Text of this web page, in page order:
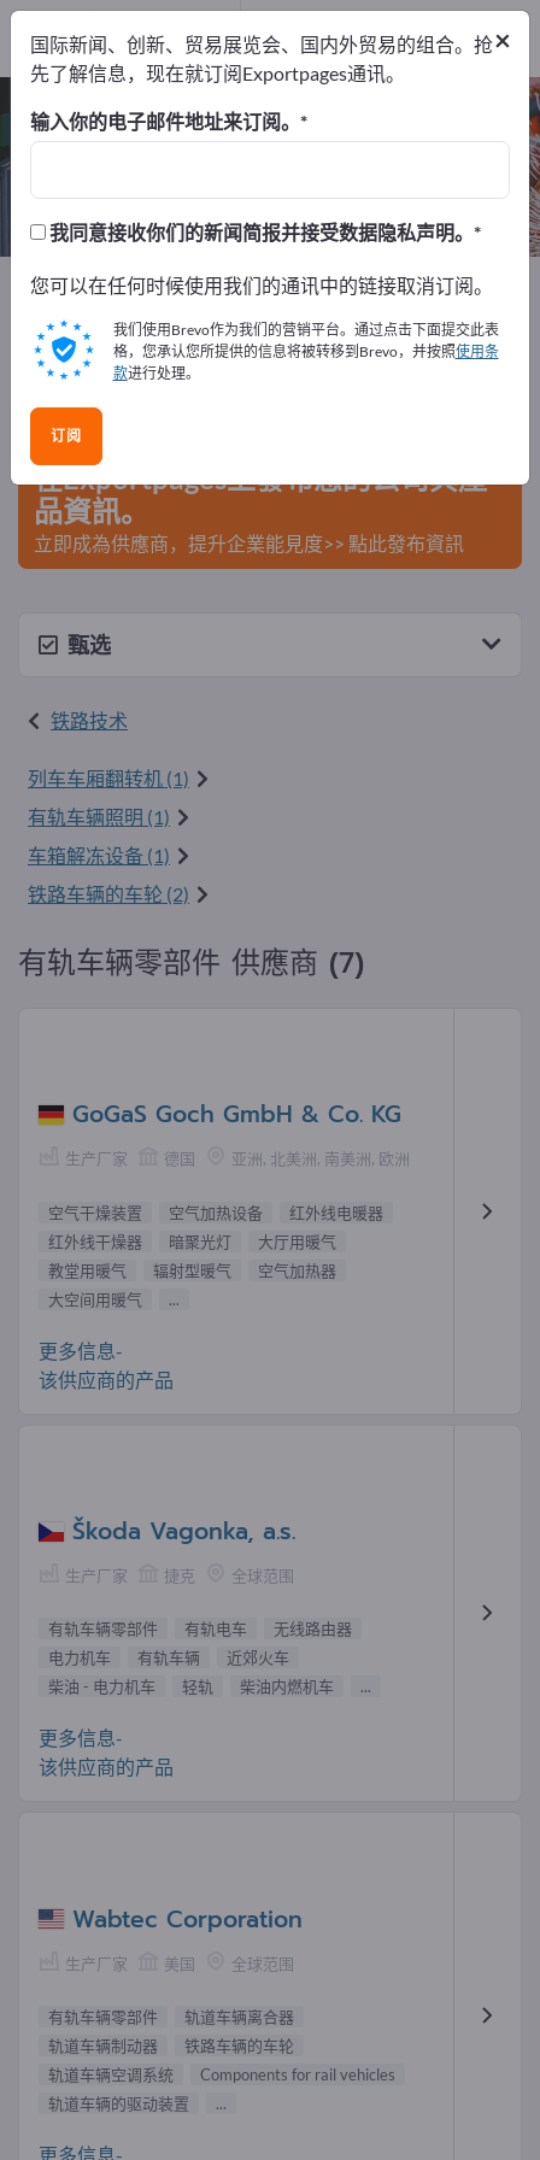
有轨车辆零部件 – 查找制造商和供应商
7 7
出口商7
制造商7
Exportpages 机器和设备
铁路技术
有轨车辆零部件
在Exportpages免費刊登廣告！
需求 – 供應 – 二手商品 – 商業聯繫 >> 由此開始
在Exportpages上發布您的公司與產
品資訊。
立即成為供應商，提升企業能見度>> 點此發布資訊
甄选
铁路技术
列车车厢翻转机 (1)
有轨车辆照明 (1)
车箱解冻设备 (1)
铁路车辆的车轮 (2)
有轨车辆零部件 供應商 (7)
GoGaS Goch GmbH & Co. KG
生产厂家 德国 亚洲, 北美洲, 南美洲, 欧洲
空气干燥装置 空气加热设备
红外线电暖器
红外线干燥器
暗聚光灯
大厅用暖气
教堂用暖气
辐射型暖气
空气加热器
大空间用暖气
...
更多信息-
该供应商的产品
Škoda Vagonka, a.s.
生产厂家 捷克 全球范围
有轨车辆零部件 有轨电车
无线路由器
电力机车
有轨车辆
近郊火车
柴油 - 电力机车
轻轨 柴油内燃机车 ...
更多信息-
该供应商的产品
Wabtec Corporation
生产厂家 美国 全球范围
有轨车辆零部件
轨道车辆离合器
轨道车辆制动器
铁路车辆的车轮
轨道车辆空调系统
Components for rail vehicles
轨道车辆的驱动装置
...
更多信息-
×
国际新闻、创新、贸易展览会、国内外贸易的组合。抢
先了解信息，现在就订阅Exportpages通讯。
输入你的电子邮件地址来订阅。
我同意接收你们的新闻简报并接受数据隐私声明。
您可以在任何时候使用我们的通讯中的链接取消订阅。
我们使用Brevo作为我们的营销平台。通过点击下面提交此表
格，您承认您所提供的信息将被转移到Brevo，并按照使用条
款进行处理。
订阅